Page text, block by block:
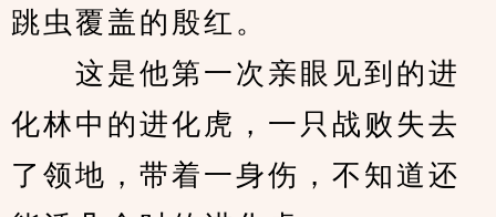
跳虫覆盖的殷红。
这是他第一次亲眼见到的进
化林中的进化虎，一只战败失去
了领地，带着一身伤，不知道还